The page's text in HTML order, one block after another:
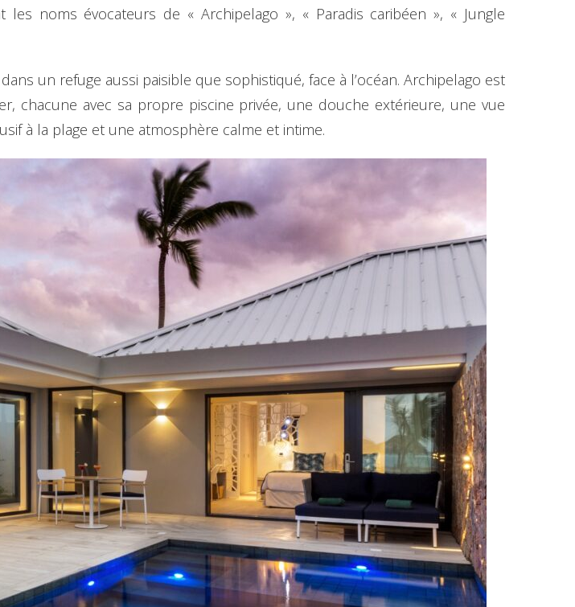
noms évocateurs de « Archipelago », « Paradis caribéen », « Jungle
un refuge aussi paisible que sophistiqué, face à l’océan. Archipelago est
chacune avec sa propre piscine privée, une douche extérieure, une vue
à la plage et une atmosphère calme et intime.